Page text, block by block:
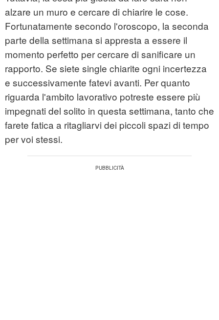
alzare un muro e cercare di chiarire le cose.
Fortunatamente secondo l'oroscopo, la seconda
parte della settimana si appresta a essere il
momento perfetto per cercare di sanificare un
rapporto. Se siete single chiarite ogni incertezza
e successivamente fatevi avanti. Per quanto
riguarda l'ambito lavorativo potreste essere più
impegnati del solito in questa settimana, tanto che
farete fatica a ritagliarvi dei piccoli spazi di tempo
per voi stessi.